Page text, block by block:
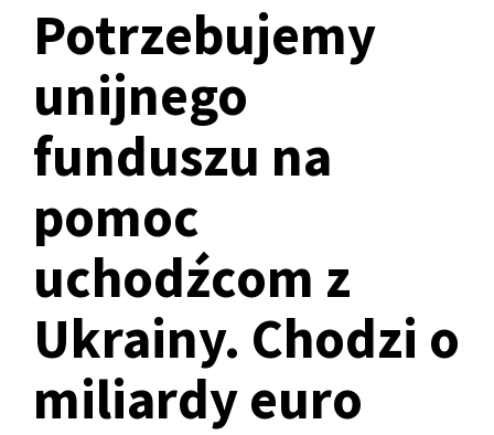
Potrzebujemy
unijnego
funduszu na
pomoc
uchodźcom z
Ukrainy. Chodzi o
miliardy euro